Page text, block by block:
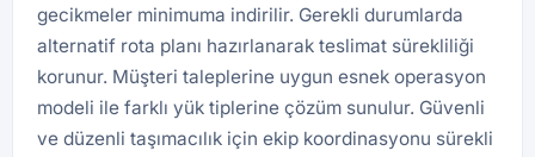
gecikmeler minimuma indirilir. Gerekli durumlarda
alternatif rota planı hazırlanarak teslimat sürekliliği
korunur. Müşteri taleplerine uygun esnek operasyon
modeli ile farklı yük tiplerine çözüm sunulur. Güvenli
ve düzenli taşımacılık için ekip koordinasyonu sürekli